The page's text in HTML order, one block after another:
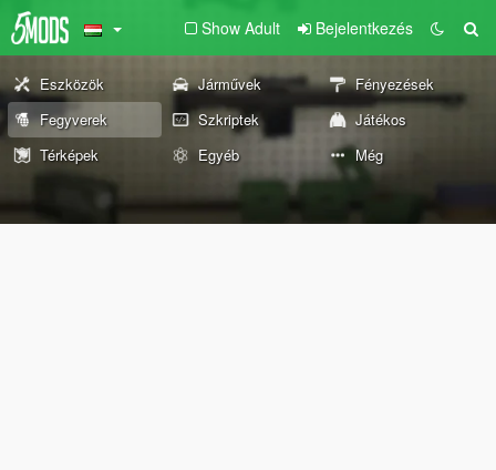
Show Adult Bejelentkezés
Eszközök Járművek
Fényezések
Fegyverek
Szkriptek
Játékos
Térképek
Egyéb Még